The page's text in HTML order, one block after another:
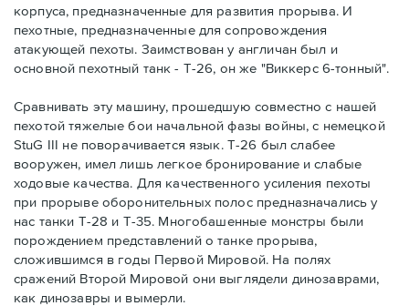
корпуса, предназначенные для развития прорыва. И
пехотные, предназначенные для сопровождения
атакующей пехоты. Заимствован у англичан был и
основной пехотный танк - Т-26, он же "Виккерс 6-тонный".
Сравнивать эту машину, прошедшую совместно с нашей
пехотой тяжелые бои начальной фазы войны, с немецкой
StuG III не поворачивается язык. Т-26 был слабее
вооружен, имел лишь легкое бронирование и слабые
ходовые качества. Для качественного усиления пехоты
при прорыве оборонительных полос предназначались у
нас танки Т-28 и Т-35. Многобашенные монстры были
порождением представлений о танке прорыва,
сложившимся в годы Первой Мировой. На полях
сражений Второй Мировой они выглядели динозаврами,
как динозавры и вымерли.